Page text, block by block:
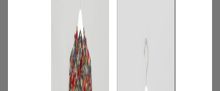
特集
【夏に映える別注ワンピース】ディウ
カ・レリル・アローブの特別なドレスが
登場！